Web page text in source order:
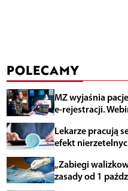
POLECAMY
MZ wyjaśnia
e-rejestracji.
Lekarze pracują
efekt
„Zabiegi
zasady od 1